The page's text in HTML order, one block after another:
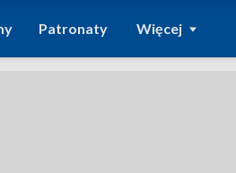
Patronaty Więcej